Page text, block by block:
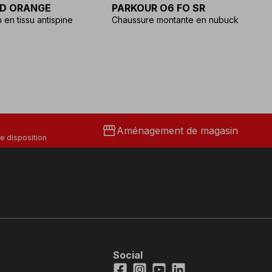
ORANGE
en tissu antispine
PARKOUR O6 FO SR
Chaussure montante en nubuck
disposition storefrontAménagement de magasin
Social
Facebook
Instagram
YoutubeLinkedIn